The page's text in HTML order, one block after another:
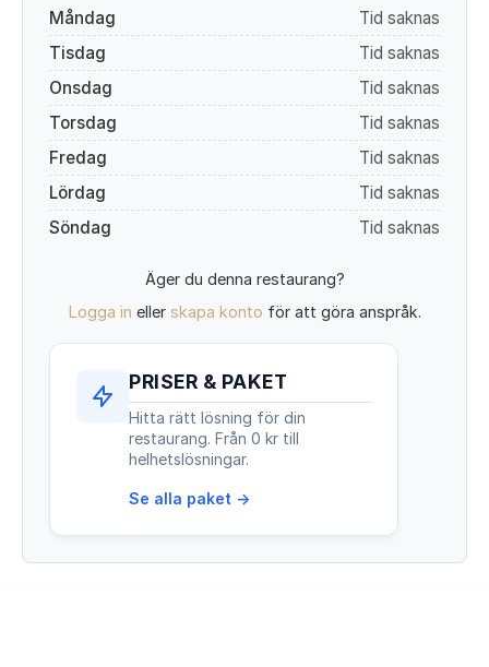
Måndag
Tid saknas
Tisdag
Tid saknas
Onsdag
Tid saknas
Torsdag
Tid saknas
Fredag
Tid saknas
Lördag
Tid saknas
Söndag
Tid saknas
Äger du denna restaurang?
Logga in eller skapa konto för att göra anspråk.
PRISER & PAKET
Hitta rätt lösning för din
restaurang. Från 0 kr till
helhetslösningar.
Se alla paket →